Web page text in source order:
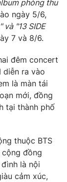
GP-BTTTT
Quốc Thắng,
phòng thu
ngày 5/6,
và "13 SIDE
7 và 8/6.
đêm concert
diễn ra vào
là màn tái
mới, đồng
tại thành phố
thuộc BTS
cộng đồng
là nội
cảm xúc,